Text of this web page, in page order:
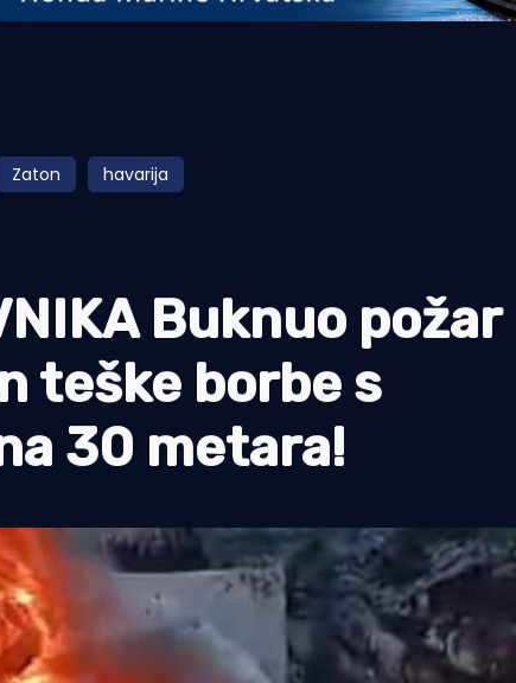
Zaton havarija
Buknuo požar
teške borbe s
30 metara!